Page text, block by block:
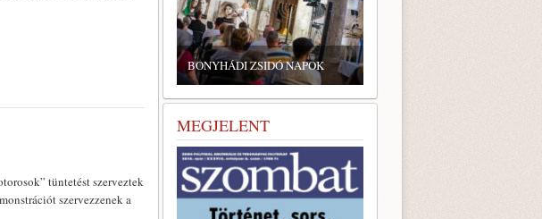
tüntetést szerveztek
szervezzenek a
BONYHÁDI ZSIDÓ NAPOK
MEGJELENT